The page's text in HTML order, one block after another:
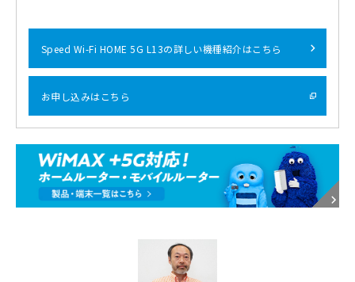
Speed Wi-Fi HOME 5G L13の詳しい機種紹介はこちら
お申し込みはこちら